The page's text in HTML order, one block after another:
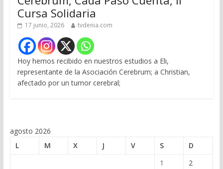
Cursa Solidaria
17 junio, 2026 tvdenia.com
Hoy hemos recibido en nuestros estudios a Eli,
representante de la Asociación Cerebrum; a Christian,
afectado por un tumor cerebral;
agosto 2026
L
M X J V S
D
1
2